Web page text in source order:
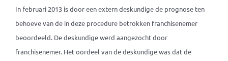
In februari 2013 is door een extern deskundige de prognose ten
behoeve van de in deze procedure betrokken franchisenemer
beoordeeld. De deskundige werd aangezocht door
franchisenemer. Het oordeel van de deskundige was dat de